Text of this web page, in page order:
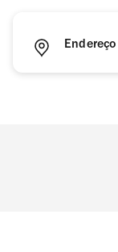
Endereço